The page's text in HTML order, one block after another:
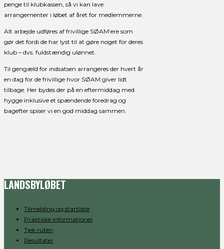
penge til klubkassen, så vi kan lave
arrangementer i løbet af året for medlemmerne.
Alt arbejde udføres af frivillige SØAM’ere som
gør det fordi de har lyst til at gøre noget for deres
klub – dvs. fuldstændig ulønnet.
Til gengæld for indsatsen arrangeres der hvert år
en dag for de frivillige hvor SØAM giver lidt
tilbage. Her bydes der på en eftermiddag med
hygge inklusive et spændende foredrag og
bagefter spiser vi en god middag sammen.
LANDSBYLØBET
Tilmelding og startliste
Praktiske informationer
Tjek ruten
Resultater